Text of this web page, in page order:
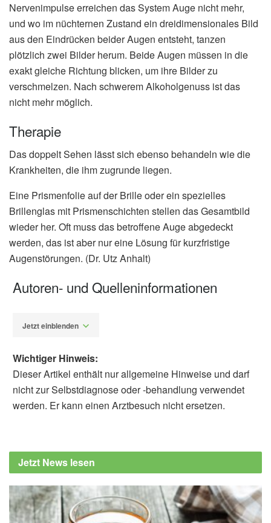
Nervenimpulse erreichen das System Auge nicht mehr,
und wo im nüchternen Zustand ein dreidimensionales Bild
aus den Eindrücken beider Augen entsteht, tanzen
plötzlich zwei Bilder herum. Beide Augen müssen in die
exakt gleiche Richtung blicken, um ihre Bilder zu
verschmelzen. Nach schwerem Alkoholgenuss ist das
nicht mehr möglich.
Therapie
Das doppelt Sehen lässt sich ebenso behandeln wie die
Krankheiten, die ihm zugrunde liegen.
Eine Prismenfolie auf der Brille oder ein spezielles
Brillenglas mit Prismenschichten stellen das Gesamtbild
wieder her. Oft muss das betroffene Auge abgedeckt
werden, das ist aber nur eine Lösung für kurzfristige
Augenstörungen. (Dr. Utz Anhalt)
Autoren- und Quelleninformationen
Jetzt einblenden
Herbert Kaufmann; Wilfried de Decker:
Strabismus: 72 Tabellen, Georg Thieme
Berufsverband der Augenärzte Deutschlands
e.V. (BVA): cms.augeninfo.de (Abruf:
Wichtiger Hinweis:
Dieser Artikel enthält nur allgemeine Hinweise und darf
nicht zur Selbstdiagnose oder -behandlung verwendet
werden. Er kann einen Arztbesuch nicht ersetzen.
Jetzt News lesen